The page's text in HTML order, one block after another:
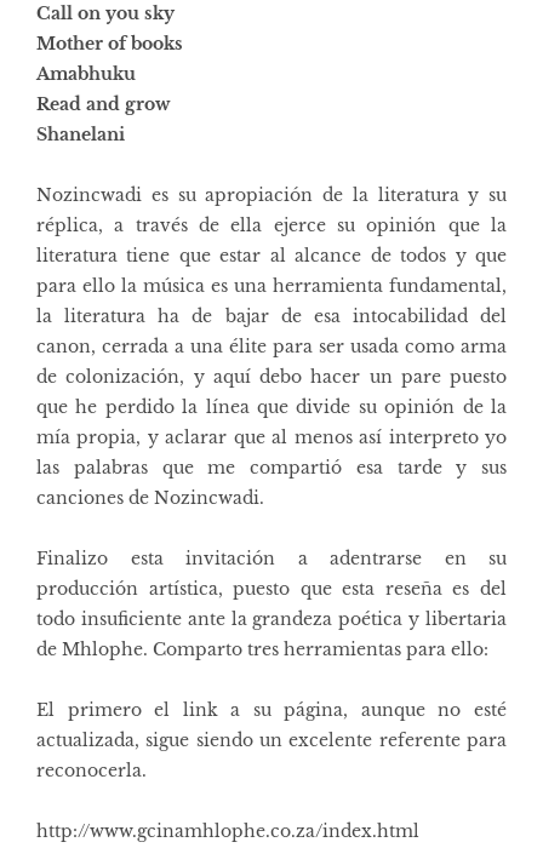
Call on you sky
Mother of books
Amabhuku
Read and grow
Shanelani
Nozincwadi es su apropiación de la literatura y su
réplica, a través de ella ejerce su opinión que la
literatura tiene que estar al alcance de todos y que
para ello la música es una herramienta fundamental,
la literatura ha de bajar de esa intocabilidad del
canon, cerrada a una élite para ser usada como arma
de colonización, y aquí debo hacer un pare puesto
que he perdido la línea que divide su opinión de la
mía propia, y aclarar que al menos así interpreto yo
las palabras que me compartió esa tarde y sus
canciones de Nozincwadi.
Finalizo esta invitación a adentrarse en su
producción artística, puesto que esta reseña es del
todo insuficiente ante la grandeza poética y libertaria
de Mhlophe. Comparto tres herramientas para ello:
El primero el link a su página, aunque no esté
actualizada, sigue siendo un excelente referente para
reconocerla.
http://www.gcinamhlophe.co.za/index.html